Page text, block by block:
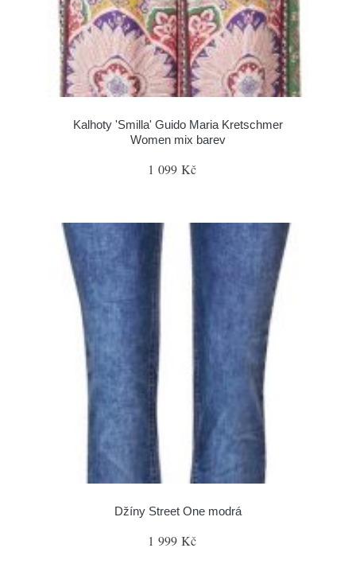
Kalhoty 'Smilla' Guido Maria Kretschmer
Women mix barev
1 099 Kč
Džíny Street One modrá
1 999 Kč